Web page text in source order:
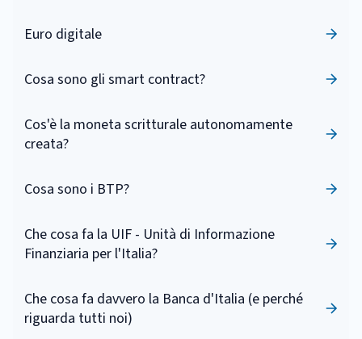
Euro digitale
Cosa sono gli smart contract?
Cos'è la moneta scritturale autonomamente
creata?
Cosa sono i BTP?
Che cosa fa la UIF - Unità di Informazione
Finanziaria per l'Italia?
Che cosa fa davvero la Banca d'Italia (e perché
riguarda tutti noi)